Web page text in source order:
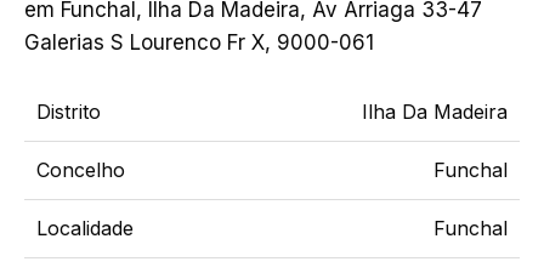
em Funchal, Ilha Da Madeira, Av Arriaga 33-47
Galerias S Lourenco Fr X, 9000-061
Distrito Ilha Da Madeira
Concelho Funchal
Localidade Funchal